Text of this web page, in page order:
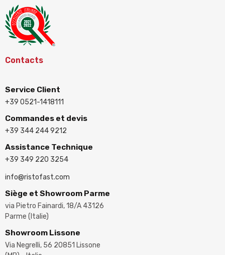
Contacts
Service Client
+39 0521-1418111
Commandes et devis
+39 344 244 9212
Assistance Technique
+39 349 220 3254
info@ristofast.com
Siège et Showroom Parme
via Pietro Fainardi, 18/A 43126
Parme (Italie)
Showroom Lissone
Via Negrelli, 56 20851 Lissone